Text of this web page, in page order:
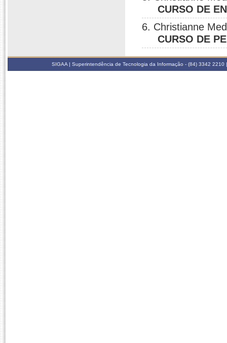
CURSO DE
6. Christianne
CURSO DE
SIGAA | Superintendência de Tecnologia da Informação - (84) 3342